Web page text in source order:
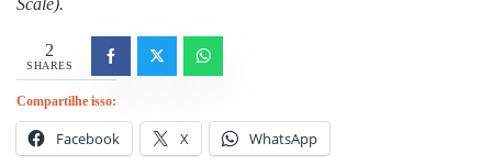
2
SHARES
Compartilhe isso:
Facebook X WhatsApp